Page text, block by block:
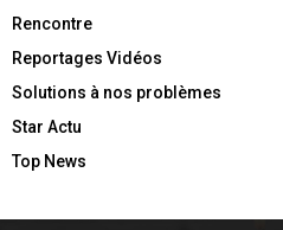
Rencontre
Reportages Vidéos
Solutions à nos problèmes
Star Actu
Top News